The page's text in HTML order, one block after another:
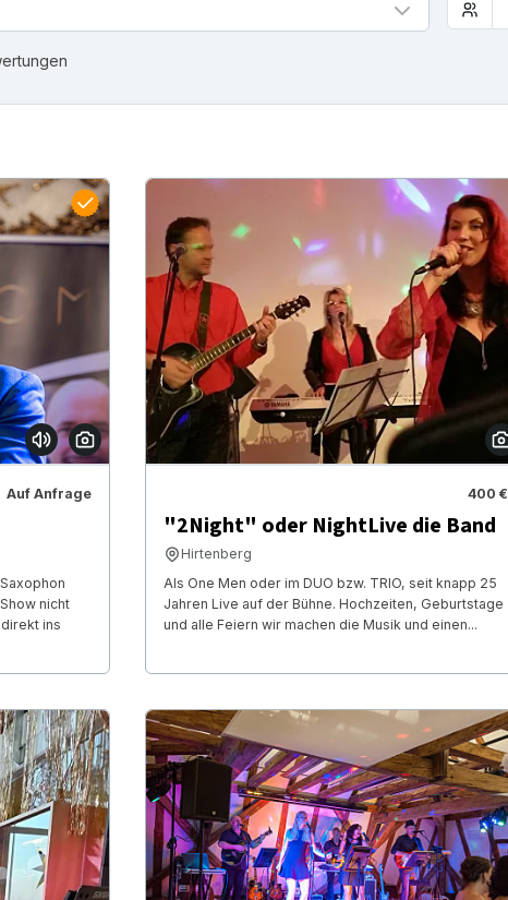
Auf Anfrage
nicht
ins
400 €
"2Night" oder NightLive die Band
Hirtenberg
Als One Men oder im DUO bzw. TRIO, seit knapp 25
Jahren Live auf der Bühne. Hochzeiten, Geburtstage
und alle Feiern wir machen die Musik und einen...